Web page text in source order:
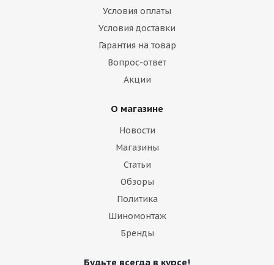
Условия оплаты
Условия доставки
Гарантия на товар
Вопрос-ответ
Акции
О магазине
Новости
Магазины
Статьи
Обзоры
Политика
Шиномонтаж
Бренды
Будьте всегда в курсе!